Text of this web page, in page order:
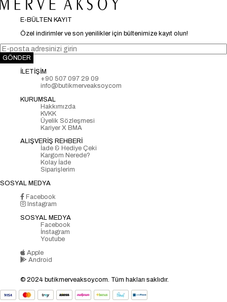
E-BÜLTEN KAYIT
Özel indirimler ve son yenilikler için bültenimize kayıt olun!
GÖNDER
İLETİŞİM
+90 507 097 29 09
info@butikmerveaksoy.com
KURUMSAL
Hakkımızda
KVKK
Üyelik Sözleşmesi
Kariyer X BMA
ALIŞVERİŞ REHBERİ
İade & Hediye Çeki
Kargom Nerede?
Kolay İade
Siparişlerim
SOSYAL MEDYA
Facebook
Instagram
SOSYAL MEDYA
Facebook
İnstagram
Youtube
Apple
Android
© 2024 butikmerveaksoy.com. Tüm hakları saklıdır.